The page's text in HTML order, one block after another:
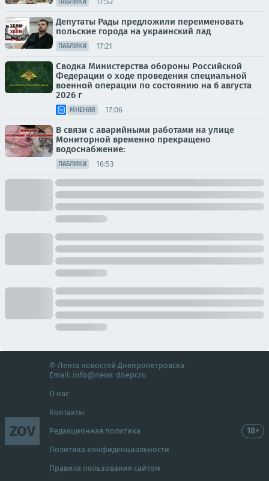
ПАБЛИКИ
Депутаты Рады предложили переименовать
польские города на украинский лад
ПАБЛИКИ 17:21
Сводка Министерства обороны Российской
Федерации о ходе проведения специальной
военной операции по состоянию на 6 августа
2026 г
МНЕНИЯ 17:06
В связи с аварийными работами на улице
Мониторной временно прекращено
водоснабжение:
ПАБЛИКИ 16:53
ZOV
© Лента новостей Днепропетровска
Email: info@news-dnepr.ru
О нас
Контакты
Редакционная политика
Политика конфиденциальности
Правила пользования сайтом
18+